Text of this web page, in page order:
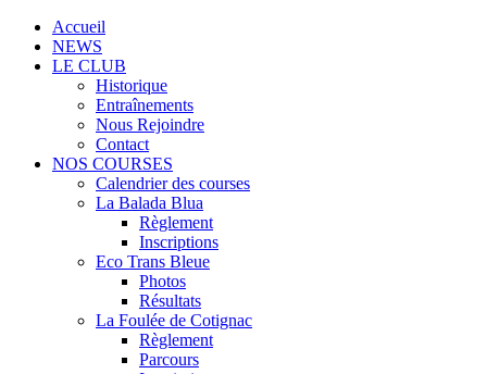
Accueil
NEWS
LE CLUB
Historique
Entraînements
Nous Rejoindre
Contact
NOS COURSES
Calendrier des courses
La Balada Blua
Règlement
Inscriptions
Eco Trans Bleue
Photos
Résultats
La Foulée de Cotignac
Règlement
Parcours